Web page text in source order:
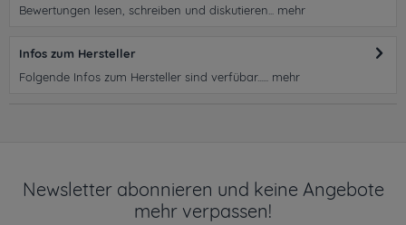
Bewertungen lesen, schreiben und diskutieren...
mehr
Infos zum Hersteller
Folgende Infos zum Hersteller sind verfübar...... mehr
Newsletter abonnieren und keine Angebote
mehr verpassen!